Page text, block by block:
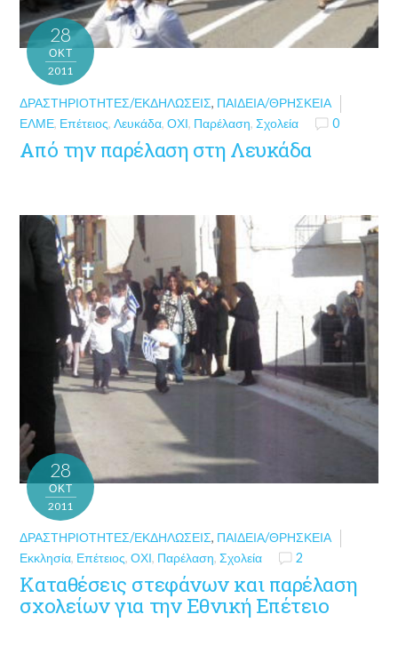
28
ΟΚΤ
2011
ΔΡΑΣΤΗΡΙΌΤΗΤΕΣ/ΕΚΔΗΛΏΣΕΙΣ, ΠΑΙΔΕΊΑ/ΘΡΗΣΚΕΊΑ
ΕΛΜΕ, Επέτειος,Λευκάδα,ΟΧΙ, Παρέλαση,Σχολεία 0
Από την παρέλαση στη Λευκάδα
28
ΟΚΤ
2011
ΔΡΑΣΤΗΡΙΌΤΗΤΕΣ/ΕΚΔΗΛΏΣΕΙΣ, ΠΑΙΔΕΊΑ/ΘΡΗΣΚΕΊΑ
Εκκλησία, Επέτειος,ΟΧΙ, Παρέλαση,Σχολεία 2
Καταθέσεις στεφάνων και παρέλαση
σχολείων για την Εθνική Επέτειο